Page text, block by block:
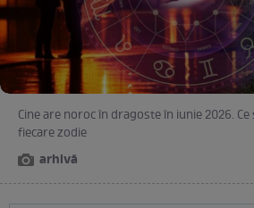
Cine are noroc în dragoste în iunie 2026.
fiecare zodie
arhivă